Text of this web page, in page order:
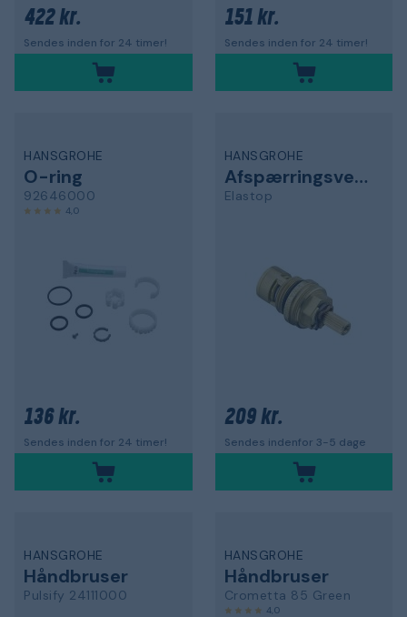
422 kr.
Sendes inden for 24 timer!
151 kr.
Sendes inden for 24 timer!
HANSGROHE
O-ring
92646000
4,0
136 kr.
Sendes inden for 24 timer!
HANSGROHE
Afspærringsventil
Elastop
209 kr.
Sendes indenfor 3-5 dage
HANSGROHE
Håndbruser
Pulsify 24111000
HANSGROHE
Håndbruser
Crometta 85 Green
4,0